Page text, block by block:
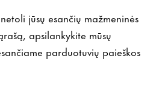
jūsų esančių mažmeninės
apsilankykite mūsų
parduotuvių paieškos